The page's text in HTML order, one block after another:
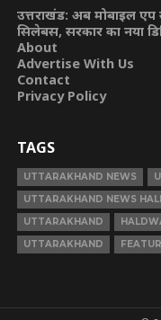
उत्तराखंड: अब मोबाइल एप
सिलेबस, सरकार का नया
About
Advertise With Us
Contact
Privacy Policy
TAGS
UTTARAKHAND NEWS
UTTARAKHAND NEWS
UTTARAKHAND
UTTARAKHAND